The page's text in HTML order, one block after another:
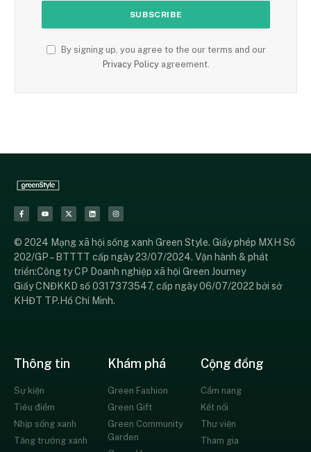
By signing up, you agree to the our terms and our
Privacy Policyagreement.
© 2024 Mạng xã hội sống xanh Green Style. Giấy phép MXH Số
202/GP – BTTTT cấp ngày 23/07/2024. Vận hành & phát
triển:Công ty CP Doanh nghiệp xã hội Green Journey
Giấy CNĐKKD số 0317373547, cấp ngày 06/07/2022 bởi sở
KHĐT TP.Hồ Chí Minh.
Thông tin
Sự kiện
Tiêu điểm
Nhịp sống xanh
Tăng trưởng xanh
Khám phá
Green Fashion
Green Gift
Green Community
Garden
Cộng đồng
Cẩm nang
Kết nối
Thư viện
Tham gia